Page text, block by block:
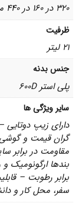
320 در 160 در 440 میلی‌متر
ظرفیت
21 لیتر
جنس بدنه
پلی استر 600D
سایر ویژگی ها
دارای زیپ
گران قیمت و
مقاومت در برابر
بندها ارگونومیک
برابر رطوبت –
سفر، محل کار و